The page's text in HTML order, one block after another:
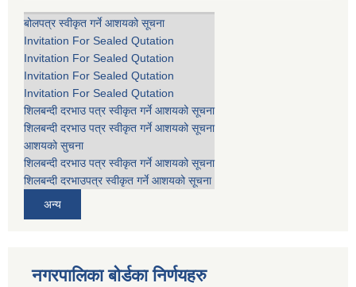
बोलपत्र स्वीकृत गर्ने आशयको सूचना
Invitation For Sealed Qutation
Invitation For Sealed Qutation
Invitation For Sealed Qutation
Invitation For Sealed Qutation
शिलबन्दी दरभाउ पत्र स्वीकृत गर्ने आशयको सूचना
शिलबन्दी दरभाउ पत्र स्वीकृत गर्ने आशयको सूचना
आशयको सुचना
शिलबन्दी दरभाउ पत्र स्वीकृत गर्ने आशयको सूचना
शिलबन्दी दरभाउपत्र स्वीकृत गर्ने आशयको सूचना
अन्य
नगरपालिका बोर्डका निर्णयहरु